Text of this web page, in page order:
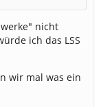
nicht
ich das LSS
wir mal was ein